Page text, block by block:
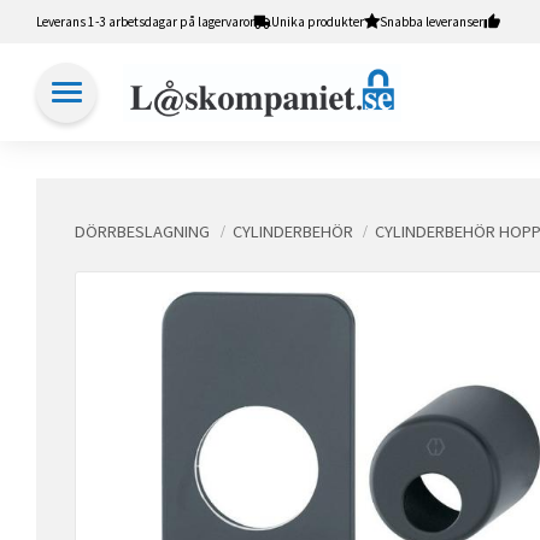
Leverans 1-3 arbetsdagar på lagervaror Unika produkter Snabba leveranser
DÖRRBESLAGNING CYLINDERBEHÖR CYLINDERBEHÖR